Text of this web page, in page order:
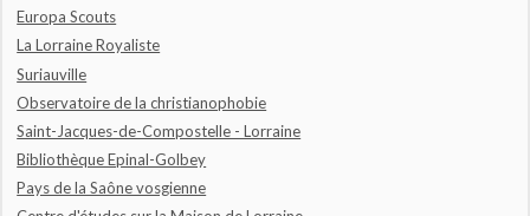
Europa Scouts
La Lorraine Royaliste
Suriauville
Observatoire de la christianophobie
Saint-Jacques-de-Compostelle - Lorraine
Bibliothèque Epinal-Golbey
Pays de la Saône vosgienne